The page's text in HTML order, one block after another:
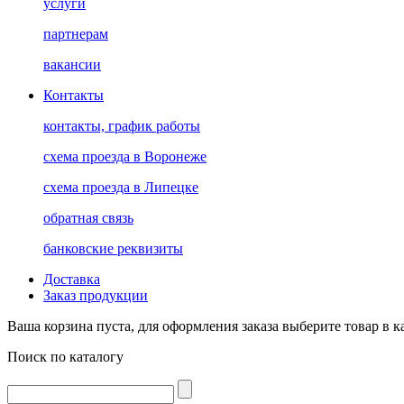
услуги
партнерам
вакансии
Контакты
контакты, график работы
схема проезда в Воронеже
схема проезда в Липецке
обратная связь
банковские реквизиты
Доставка
Заказ продукции
Ваша корзина пуста, для оформления заказа выберите товар в
Поиск по каталогу